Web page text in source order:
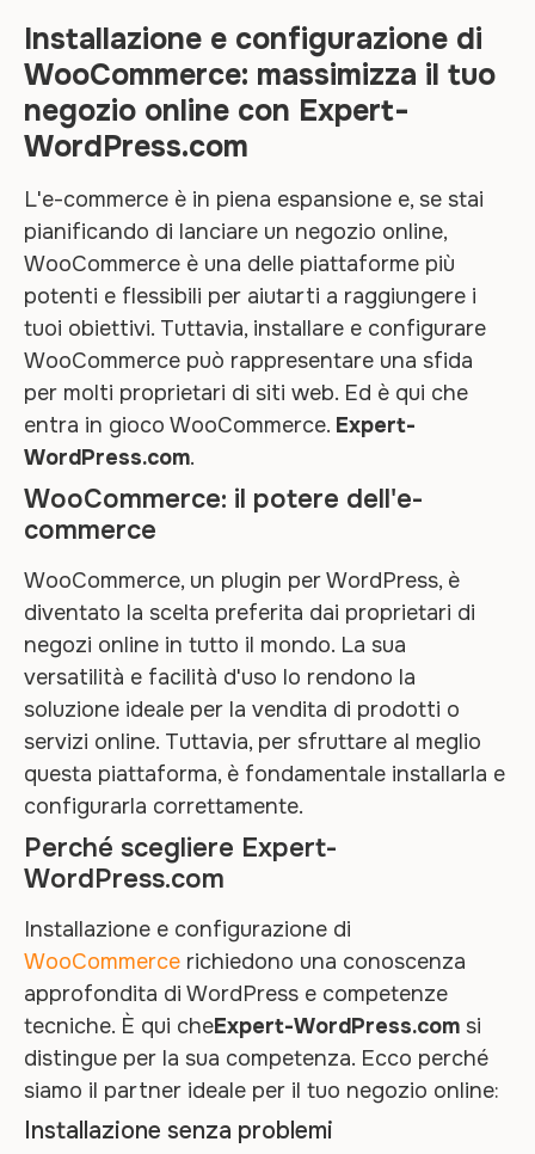
Installazione e configurazione di
WooCommerce: massimizza il tuo
negozio online con Expert-
WordPress.com
L'e-commerce è in piena espansione e, se stai
pianificando di lanciare un negozio online,
WooCommerce è una delle piattaforme più
potenti e flessibili per aiutarti a raggiungere i
tuoi obiettivi. Tuttavia, installare e configurare
WooCommerce può rappresentare una sfida
per molti proprietari di siti web. Ed è qui che
entra in gioco WooCommerce. Expert-
WordPress.com.
WooCommerce: il potere dell'e-
commerce
WooCommerce, un plugin per WordPress, è
diventato la scelta preferita dai proprietari di
negozi online in tutto il mondo. La sua
versatilità e facilità d'uso lo rendono la
soluzione ideale per la vendita di prodotti o
servizi online. Tuttavia, per sfruttare al meglio
questa piattaforma, è fondamentale installarla e
configurarla correttamente.
Perché scegliere Expert-
WordPress.com
Installazione e configurazione di
WooCommerce richiedono una conoscenza
approfondita di WordPress e competenze
tecniche. È qui cheExpert-WordPress.com si
distingue per la sua competenza. Ecco perché
siamo il partner ideale per il tuo negozio online:
Installazione senza problemi